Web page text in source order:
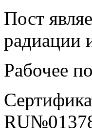
Пост
радиации
Рабочее